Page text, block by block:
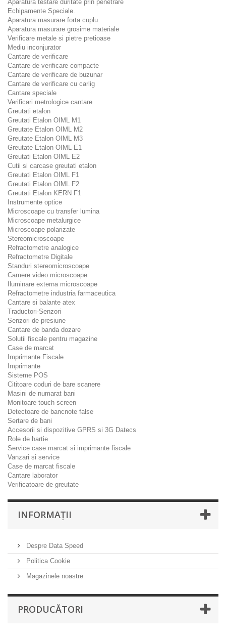
Aparatura testare duritate prin penetrare
Echipamente Speciale.
Aparatura masurare forta cuplu
Aparatura masurare grosime materiale
Verificare metale si pietre pretioase
Mediu inconjurator
Cantare de verificare
Cantare de verificare compacte
Cantare de verificare de buzunar
Cantare de verificare cu carlig
Cantare speciale
Verificari metrologice cantare
Greutati etalon
Greutati Etalon OIML M1
Greutate Etalon OIML M2
Greutate Etalon OIML M3
Greutate Etalon OIML E1
Greutati Etalon OIML E2
Cutii si carcase greutati etalon
Greutati Etalon OIML F1
Greutati Etalon OIML F2
Greutati Etalon KERN F1
Instrumente optice
Microscoape cu transfer lumina
Microscoape metalurgice
Microscoape polarizate
Stereomicroscoape
Refractometre analogice
Refractometre Digitale
Standuri stereomicroscoape
Camere video microscoape
Iluminare externa microscoape
Refractometre industria farmaceutica
Cantare si balante atex
Traductori-Senzori
Senzori de presiune
Cantare de banda dozare
Solutii fiscale pentru magazine
Case de marcat
Imprimante Fiscale
Imprimante
Sisteme POS
Cititoare coduri de bare scanere
Masini de numarat bani
Monitoare touch screen
Detectoare de bancnote false
Sertare de bani
Accesorii si dispozitive GPRS si 3G Datecs
Role de hartie
Service case marcat si imprimante fiscale
Vanzari si service
Case de marcat fiscale
Cantare laborator
Verificatoare de greutate
INFORMAŢII
Despre Data Speed
Politica Cookie
Magazinele noastre
PRODUCĂTORI